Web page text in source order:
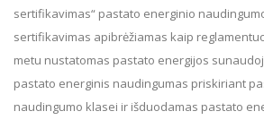
sertifikavimas“ pastato energinio
sertifikavimas apibrėžiamas kaip
metu nustatomas pastato energijos
pastato energinis naudingumas priskiriant
naudingumo klasei ir išduodamas pastato